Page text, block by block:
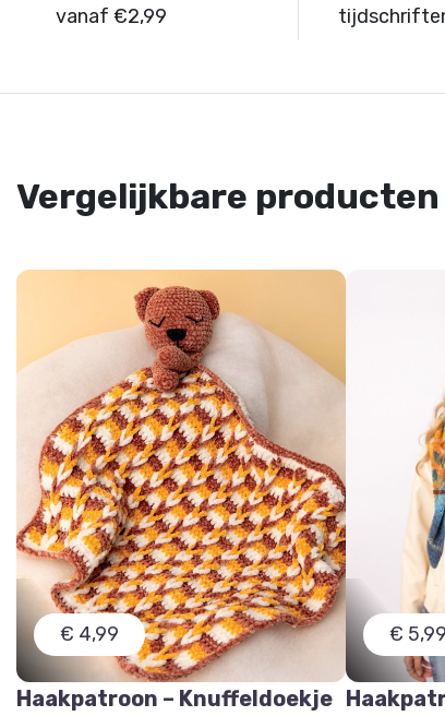
vanaf €2,99
Vergelijkbare producten
€ 4,99
Haakpatroon – Knuffeldoekje
€ 5,99